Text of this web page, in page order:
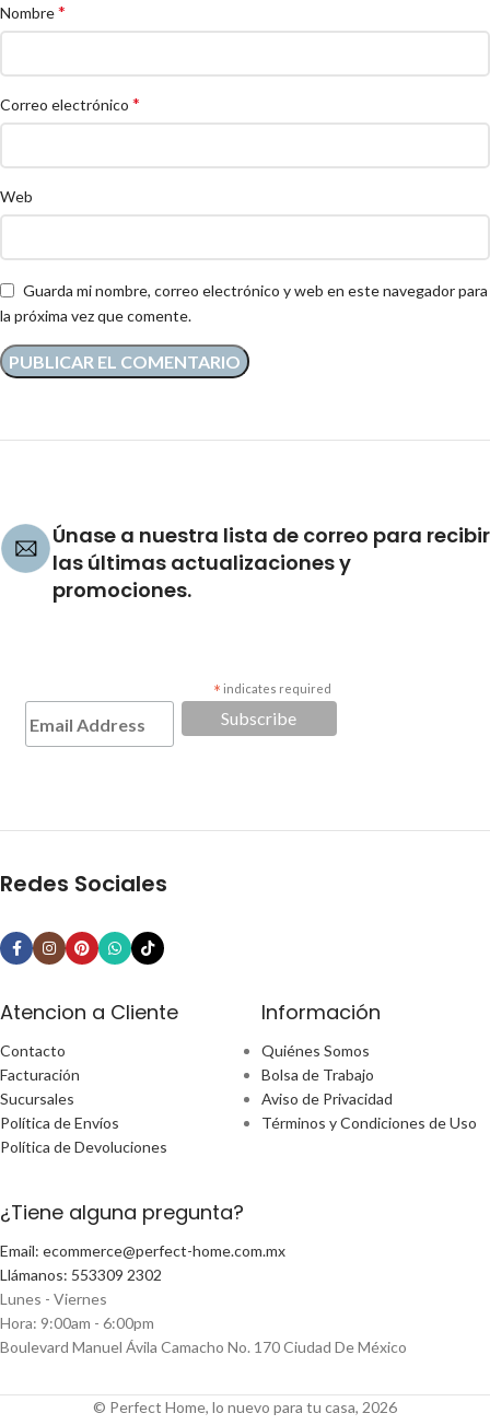
Nombre*
Correo electrónico *
Web
Guarda mi nombre, correo electrónico y web en este navegador para
la próxima vez que comente.
Únase a nuestra lista de correo para recibir
las últimas actualizaciones y
promociones.
* indicates required
Redes Sociales
Atencion a Cliente
Contacto
Facturación
Sucursales
Política de Envíos
Política de Devoluciones
Información
Quiénes Somos
Bolsa de Trabajo
Aviso de Privacidad
Términos y Condiciones de Uso
¿Tiene alguna pregunta?
Email: ecommerce@perfect-home.com.mx
Llámanos: 553309 2302
Lunes - Viernes
Hora: 9:00am - 6:00pm
Boulevard Manuel Ávila Camacho No. 170 Ciudad De México
© Perfect Home, lo nuevo para tu casa, 2026